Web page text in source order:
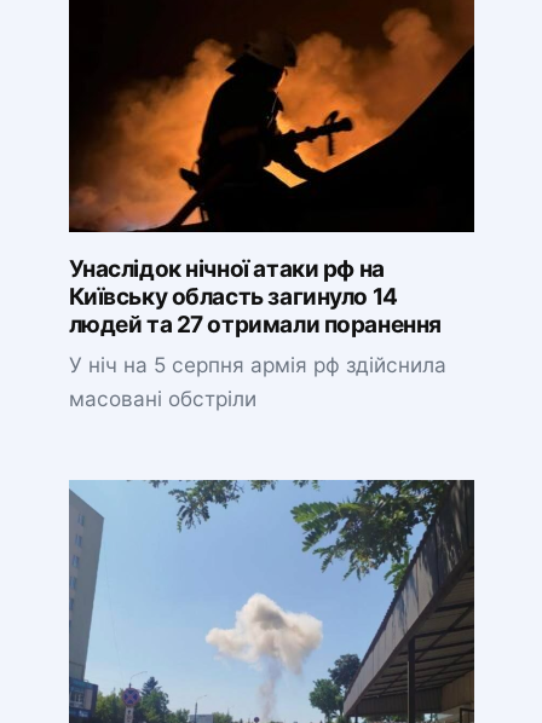
Унаслідок нічної атаки рф на
Київську область загинуло 14
людей та 27 отримали поранення
У ніч на 5 серпня армія рф здійснила
масовані обстріли